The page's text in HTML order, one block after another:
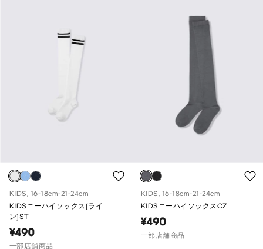
KIDS, 16-18cm-21-24cm
KIDSニーハイソックス(ライ
ン)ST
¥490
一部店舗商品
KIDS, 16-18cm-21-24cm
KIDSニーハイソックスCZ
¥490
一部店舗商品